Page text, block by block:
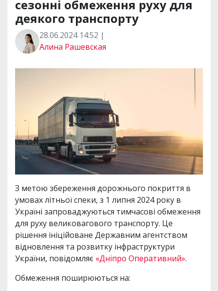
сезонні обмеження руху для
деякого транспорту
28.06.2024 14:52 |
Алина Рашевская
З метою збереження дорожнього покриття в
умовах літньої спеки, з 1 липня 2024 року в
Україні запроваджуються тимчасові обмеження
для руху великовагового транспорту. Це
рішення ініційоване Державним агентством
відновлення та розвитку інфраструктури
України, повідомляє «Дніпро Оперативний».
Обмеження поширюються на: